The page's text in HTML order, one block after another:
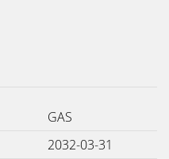
GAS
2032-03-31